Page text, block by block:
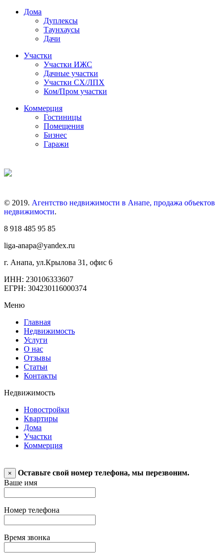
Дома
Дуплексы
Таунхаусы
Дачи
Участки
Участки ИЖС
Дачные участки
Участки СХ/ЛПХ
Ком/Пром участки
Коммерция
Гостиницы
Помещения
Бизнес
Гаражи
© 2019. Агентство недвижимости в Анапе, продажа объектов
недвижимости.
8 918 485 95 85
liga-anapa@yandex.ru
г. Анапа, ул.Крылова 31, офис 6
ИНН: 230106333607
ЕГРН: 304230116000374
Меню
Главная
Недвижимость
Услуги
О нас
Отзывы
Статьи
Контакты
Недвижимость
Новостройки
Квартиры
Дома
Участки
Коммерция
×
Оставьте свой номер телефона, мы перезвоним.
Ваше имя
Номер телефона
Время звонка